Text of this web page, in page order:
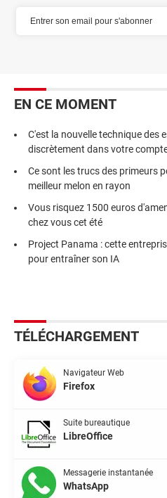
EN CE MOMENT
C'est la nouvelle technique des
discrètement dans votre
Ce sont les trucs des primeurs
meilleur melon en rayon
Vous risquez 1500 euros
chez vous cet été
Project Panama : cette
pour entraîner son IA
TÉLÉCHARGEMENT
Navigateur Web
Firefox
Suite bureautique
LibreOffice
Messagerie instantanée
WhatsApp